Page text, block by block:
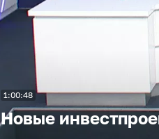
Новые
1:00:48